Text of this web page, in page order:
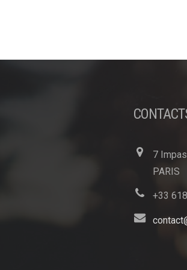
7
PARIS
+33